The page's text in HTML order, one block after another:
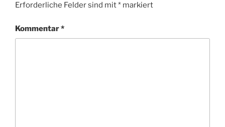
Erforderliche Felder sind mit* markiert
Kommentar*